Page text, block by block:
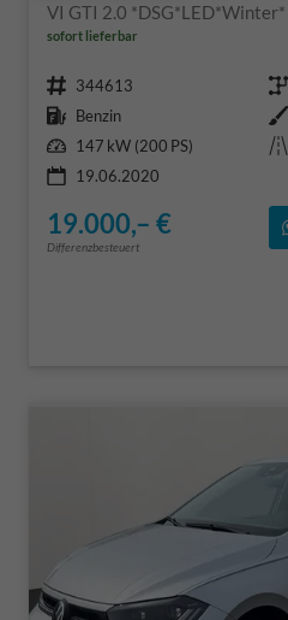
VI GTI 2.0
sofort lieferbar
Fahrzeugnr. 344613 Getriebe
Kraftstoff Benzin Außenfarbe
Leistung 147 kW (200 PS) Kilometerstand
19.06.2020
19.000,– €
Differenzbesteuert